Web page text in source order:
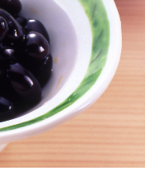
ぽん酢
鍋用調味料
たれ